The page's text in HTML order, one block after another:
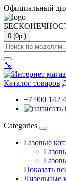
Официальный
0 (0р.)
🔧
Каталог товаров
+7 900 142
Categories
Газовые
Показать
Дизельные